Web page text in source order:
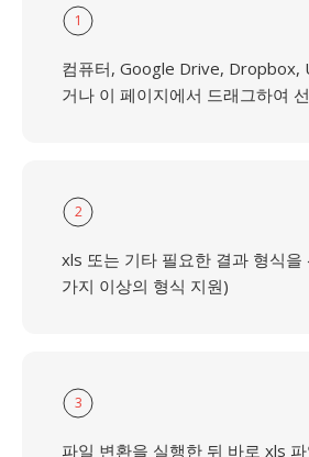
1
컴퓨터, Google Drive, Dropbox,
거나 이 페이지에서 드래그하여
2
xls 또는 기타 필요한 결과 형식
가지 이상의 형식 지원)
3
파일 변환을 실행한 뒤 바로 xls